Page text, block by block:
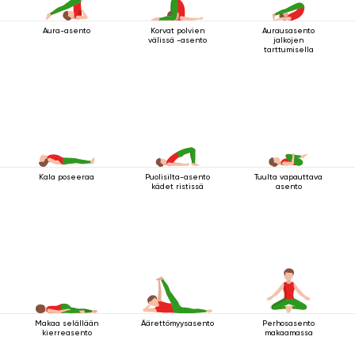
Aura-asento
Korvat polvien
välissä -asento
Aurausasento
jalkojen
tarttumisella
Kala poseeraa
Puolisilta-asento
kädet ristissä
Tuulta vapauttava
asento
Makaa selällään
kierreasento
Äärettömyysasento
Perhosasento
makaamassa